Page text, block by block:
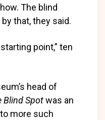
The blind
by that, they said.
point,” ten
head of
Blind Spotwas an
more such